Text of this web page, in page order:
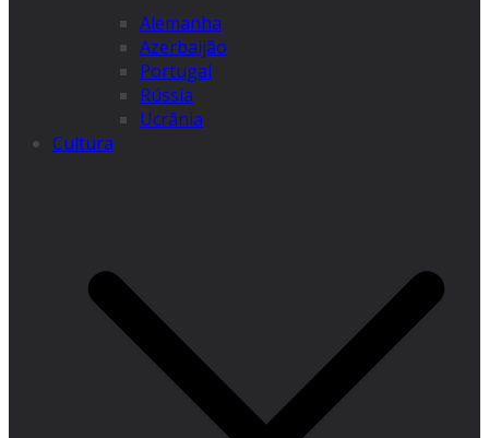
Alemanha
Azerbaijão
Portugal
Rússia
Ucrânia
Cultura